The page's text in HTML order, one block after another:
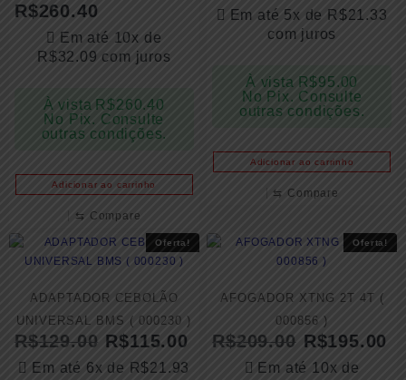
R$260.40
Em até 10x de
R$32.09 com juros
À vista R$260.40
No Pix. Consulte
outras condições.
Adicionar ao carrinho
⇆ Compare
Em até 5x de R$21.33
com juros
À vista R$95.00
No Pix. Consulte
outras condições.
Adicionar ao carrinho
⇆ Compare
Oferta!
ADAPTADOR CEBOLÃO
UNIVERSAL BMS ( 000230 )
R$129.00 R$115.00
Em até 6x de R$21.93
Oferta!
AFOGADOR XTNG 2T 4T (
000856 )
R$209.00 R$195.00
Em até 10x de